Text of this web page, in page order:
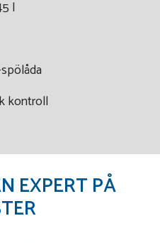
l
kontroll
EXPERT PÅ